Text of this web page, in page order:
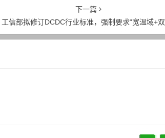
下一篇
工信部拟修订DCDC行业标准，强制要求“宽温域+双向转换”能力